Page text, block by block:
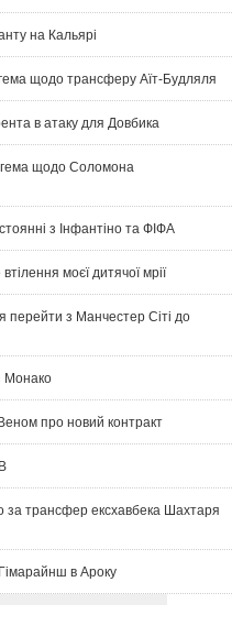
на Кальярі
щодо трансферу Аїт-Будляля
в атаку для Довбика
щодо Соломона
з Інфантіно та ФІФА
моєї дитячої мрії
перейти з Манчестер Сіті до
Монако
про новий контракт
за трансфер ексхавбека Шахтаря
в Ароку